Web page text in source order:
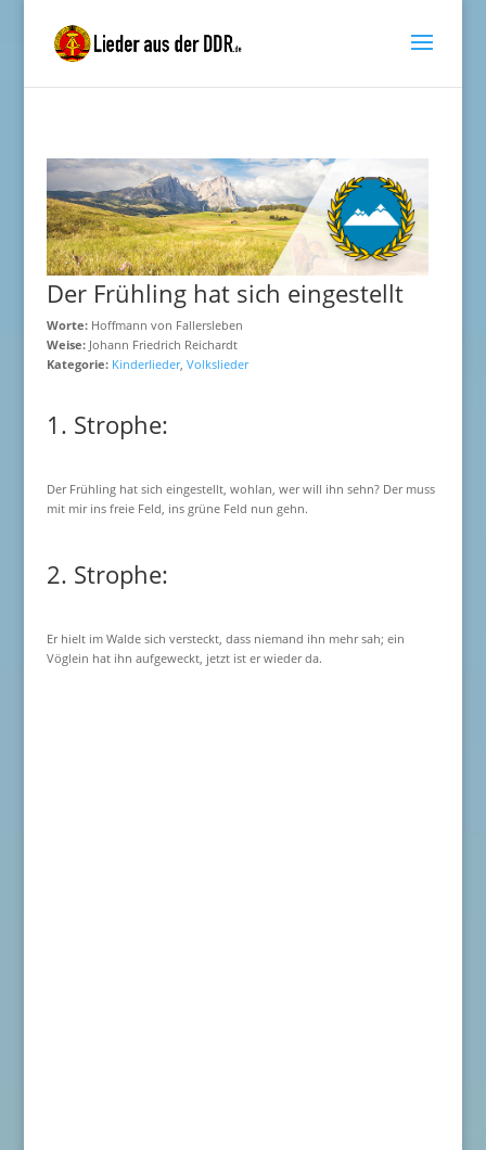
Der Frühling hat sich eingestellt
Worte:Hoffmann von Fallersleben
Weise:Johann Friedrich Reichardt
Kategorie: Kinderlieder, Volkslieder
1. Strophe:
Der Frühling hat sich eingestellt, wohlan, wer will ihn sehn? Der muss
mit mir ins freie Feld, ins grüne Feld nun gehn.
2. Strophe:
Er hielt im Walde sich versteckt, dass niemand ihn mehr sah; ein
Vöglein hat ihn aufgeweckt, jetzt ist er wieder da.